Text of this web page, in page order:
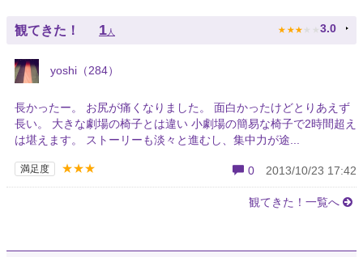
観てきた！ 1 人 ★ ★ ★ ★ ★ 3.0
yoshi（284）
長かったー。 お尻が痛くなりました。 面白かったけどとりあえず
長い。 大きな劇場の椅子とは違い 小劇場の簡易な椅子で2時間超え
は堪えます。 ストーリーも淡々と進むし、集中力が途...
満足度 ★★★ 0 2013/10/23 17:42
観てきた！一覧へ